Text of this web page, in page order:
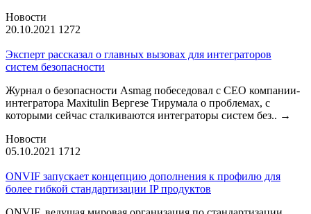
Новости
20.10.2021 1272
Эксперт рассказал о главных вызовах для интеграторов
систем безопасности
Журнал о безопасности Asmag побеседовал с CEO компании-
интегратора Maxitulin Вергезе Тирумала о проблемах, с
которыми сейчас сталкиваются интеграторы систем без.. →
Новости
05.10.2021 1712
ONVIF запускает концепцию дополнения к профилю для
более гибкой стандартизации IP продуктов